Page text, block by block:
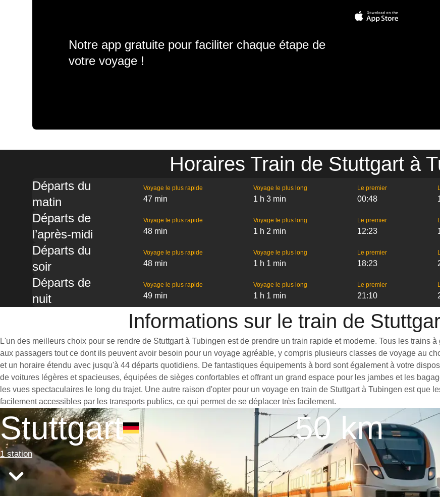
Notre app gratuite pour faciliter chaque étape de
votre voyage !
Horaires Train de Stuttgart à
Départs du
matin
Voyage le plus rapide
47 min
Voyage le plus long
1 h 3 min
Le premier
00:48
Départs de
l’après-midi
Voyage le plus rapide
48 min
Voyage le plus long
1 h 2 min
Le premier
12:23
Départs du
soir
Voyage le plus rapide
48 min
Voyage le plus long
1 h 1 min
Le premier
18:23
Départs de
nuit
Voyage le plus rapide
49 min
Voyage le plus long
1 h 1 min
Le premier
21:10
Informations sur le train de
L'un des meilleurs choix pour se rendre de Stuttgart à Tubingen est de prendre un train rapide et moderne. Tous les trains
aux passagers tout ce dont ils peuvent avoir besoin pour un voyage agréable, y compris plusieurs classes de voyage au
et un horaire étendu avec jusqu'à 44 départs quotidiens. De fantastiques équipements à bord sont également à votre
de voitures légères et spacieuses, équipées de sièges confortables et offrant un grand espace pour les jambes et les
les vues spectaculaires le long du trajet. Une autre raison d'opter pour un voyage en train de Stuttgart à Tubingen est que
facilement accessibles par les transports publics, ce qui permet de se déplacer très facilement.
Stuttgart
1 station
50 km